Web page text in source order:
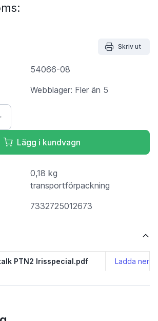
Skriv ut
54066-08
Webblager: Fler än 5
Lägg i kundvagn
0,18 kg
transportförpackning
7332725012673
PTN2 Irisspecial.pdf Ladda ner